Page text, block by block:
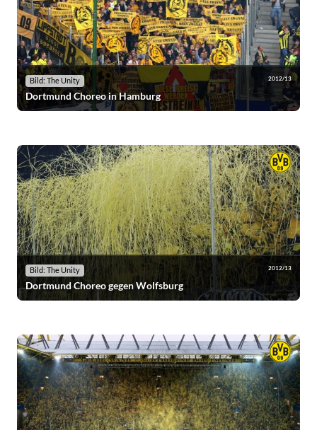
Bild: The Unity 2012/13
Dortmund Choreo in Hamburg
Bild: The Unity 2012/13
Dortmund Choreo gegen Wolfsburg